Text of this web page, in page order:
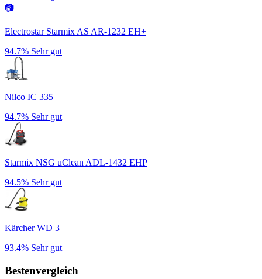
📷
Electrostar Starmix AS AR-1232 EH+
94.7% Sehr gut
Nilco IC 335
94.7% Sehr gut
Starmix NSG uClean ADL-1432 EHP
94.5% Sehr gut
Kärcher WD 3
93.4% Sehr gut
Bestenvergleich